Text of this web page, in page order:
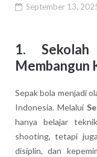
September 13,
1.
Membangun
Sepak bola menjadi
Indonesia. Melalui
hanya belajar
shooting, tetapi
disiplin, dan